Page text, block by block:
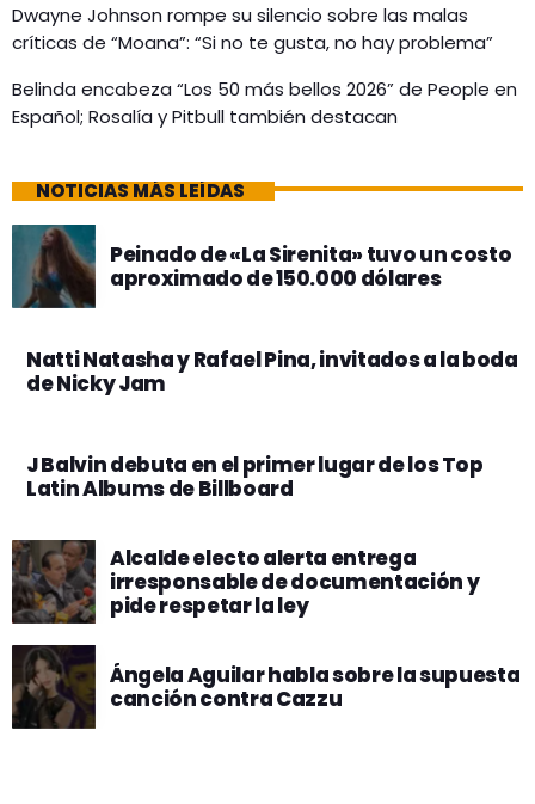
Dwayne Johnson rompe su silencio sobre las malas
críticas de “Moana”: “Si no te gusta, no hay problema”
Belinda encabeza “Los 50 más bellos 2026” de People en
Español; Rosalía y Pitbull también destacan
NOTICIAS MÁS LEÍDAS
Peinado de «La Sirenita» tuvo un costo
aproximado de 150.000 dólares
Natti Natasha y Rafael Pina, invitados a la boda
de Nicky Jam
J Balvin debuta en el primer lugar de los Top
Latin Albums de Billboard
Alcalde electo alerta entrega
irresponsable de documentación y
pide respetar la ley
Ángela Aguilar habla sobre la supuesta
canción contra Cazzu